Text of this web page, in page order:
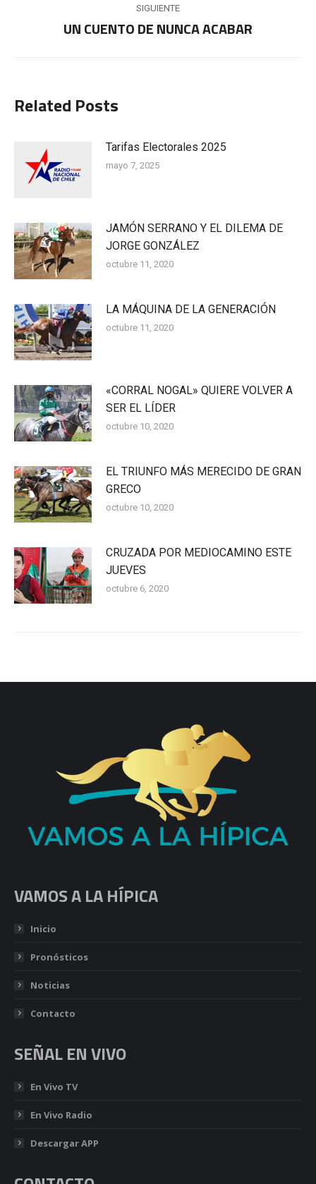
SIGUIENTE
Publicación
UN CUENTO DE NUNCA ACABAR
Related Posts
Tarifas Electorales 2025
mayo 7, 2025
JAMÓN SERRANO Y EL DILEMA DE
JORGE GONZÁLEZ
octubre 11, 2020
LA MÁQUINA DE LA GENERACIÓN
octubre 11, 2020
«CORRAL NOGAL» QUIERE VOLVER A
SER EL LÍDER
octubre 10, 2020
EL TRIUNFO MÁS MERECIDO DE GRAN
GRECO
octubre 10, 2020
CRUZADA POR MEDIOCAMINO ESTE
JUEVES
octubre 6, 2020
VAMOS A LA HÍPICA
Inicio
Pronósticos
Noticias
Contacto
SEÑAL EN VIVO
En Vivo TV
En Vivo Radio
Descargar APP